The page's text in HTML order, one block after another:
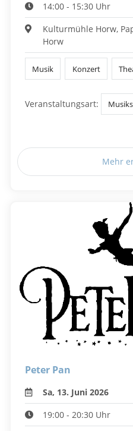
14:00 - 15:30 Uhr
Kulturmühle Horw,
Horw
Musik Konzert
Veranstaltungsart:
Mehr
Peter Pan
Sa, 13. Juni 2026
19:00 - 20:30 Uhr